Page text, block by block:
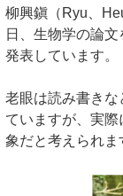
柳興鎭（Ryu、
日、生物学の論
発表しています。
老眼は読み書き
ていますが、実
象だと考えられま